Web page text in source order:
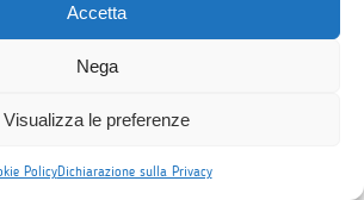
Accetta
Nega
Visualizza le preferenze
PolicyDichiarazione sulla Privacy